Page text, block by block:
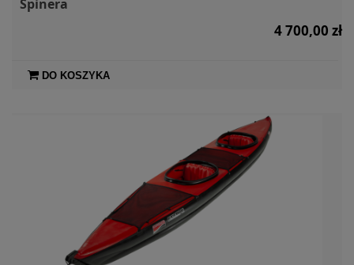
Spinera
4 700,00 zł
DO KOSZYKA